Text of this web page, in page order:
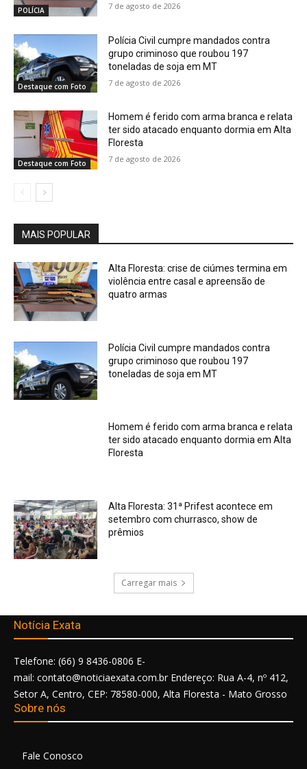
POLÍCIA 7 de agosto de 2026
Destaque com Foto
Polícia Civil cumpre mandados contra
grupo criminoso que roubou 197
toneladas de soja em MT
7 de agosto de 2026
Destaque com Foto
Homem é ferido com arma branca e relata
ter sido atacado enquanto dormia em Alta
Floresta
7 de agosto de 2026
MAIS POPULAR
Alta Floresta: crise de ciúmes termina em
violência entre casal e apreensão de
quatro armas
Polícia Civil cumpre mandados contra
grupo criminoso que roubou 197
toneladas de soja em MT
Homem é ferido com arma branca e relata
ter sido atacado enquanto dormia em Alta
Floresta
Alta Floresta: 31ª Prifest acontece em
setembro com churrasco, show de
prêmios
Carregar mais
Notícia Exata
Telefone: (66) 9 8436-0806 E-
mail: contato@noticiaexata.com.br Endereço: Rua A-4, nº 412,
Setor A, Centro, CEP: 78580-000, Alta Floresta - Mato Grosso
Sobre nós
Fale Conosco